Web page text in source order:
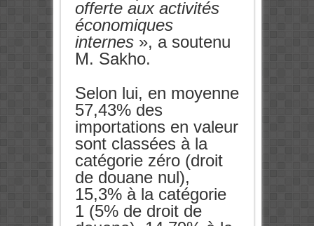
offerte aux activités
économiques
internes», a soutenu
M. Sakho.
Selon lui, en moyenne
57,43% des
importations en valeur
sont classées à la
catégorie zéro (droit
de douane nul),
15,3% à la catégorie
1 (5% de droit de